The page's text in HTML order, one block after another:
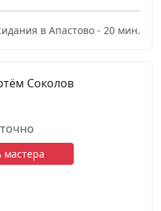
в Апастово - 20 мин.
мастера